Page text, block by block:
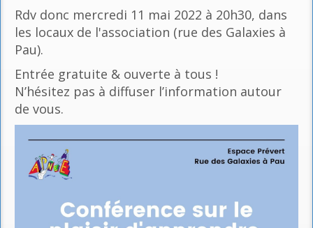
Rdv donc mercredi 11 mai 2022 à 20h30, dans
les locaux de l'association (rue des Galaxies à
Pau).
Entrée gratuite & ouverte à tous !
N’hésitez pas à diffuser l’information autour
de vous.